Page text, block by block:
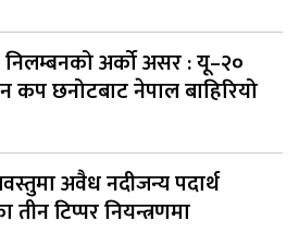
अर्को असर : यू–२०
कप छनोटबाट नेपाल बाहिरियो
अवैध नदीजन्य पदार्थ
तीन टिप्पर नियन्त्रणमा